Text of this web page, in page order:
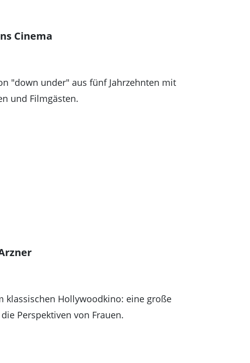
Cinema
"down under" aus fünf Jahrzehnten mit
und Filmgästen.
klassischen Hollywoodkino: eine große
Perspektiven von Frauen.